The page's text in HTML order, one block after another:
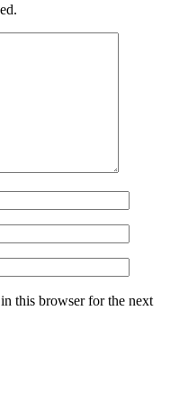
this browser for the next